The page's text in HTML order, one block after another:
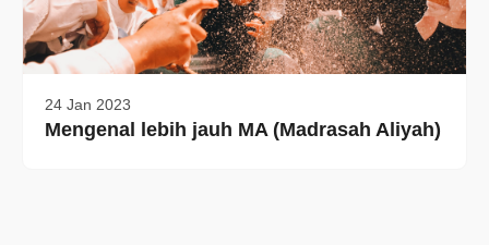
24 Jan 2023
Mengenal lebih jauh MA (Madrasah Aliyah)